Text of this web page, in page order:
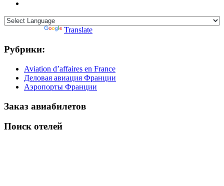
Translate
Рубрики:
Aviation d’affaires en France
Деловая авиация Франции
Аэропорты Франции
Заказ авиабилетов
Поиск отелей